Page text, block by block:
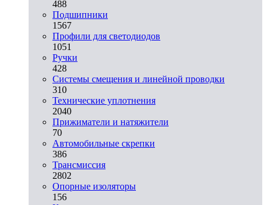
488
Подшипники
1567
Профили для светодиодов
1051
Ручки
428
Системы смещения и линейной проводки
310
Технические уплотнения
2040
Прижиматели и натяжители
70
Автомобильные скрепки
386
Трансмиссия
2802
Опорные изоляторы
156